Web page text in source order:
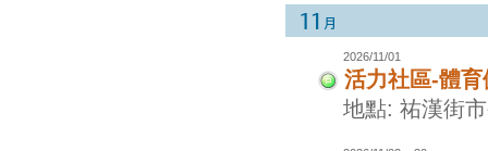
2026/11/01
活力社區-體
地點: 祐漢街